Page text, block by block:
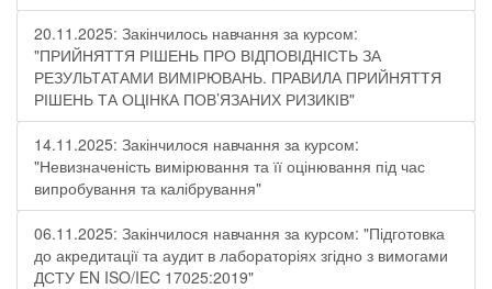
20.11.2025: Закінчилось навчання за курсом:
"ПРИЙНЯТТЯ РІШЕНЬ ПРО ВІДПОВІДНІСТЬ ЗА
РЕЗУЛЬТАТАМИ ВИМІРЮВАНЬ. ПРАВИЛА ПРИЙНЯТТЯ
РІШЕНЬ ТА ОЦІНКА ПОВ’ЯЗАНИХ РИЗИКІВ"
14.11.2025: Закінчилося навчання за курсом:
"Невизначеність вимірювання та її оцінювання під час
випробування та калібрування"
06.11.2025: Закінчилося навчання за курсом: "Підготовка
до акредитації та аудит в лабораторіях згідно з вимогами
ДСТУ EN ISO/IEC 17025:2019"